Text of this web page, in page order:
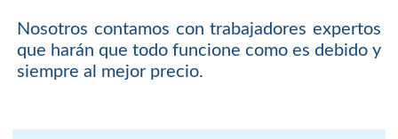
Nosotros contamos con trabajadores expertos
que harán que todo funcione como es debido y
siempre al mejor precio.